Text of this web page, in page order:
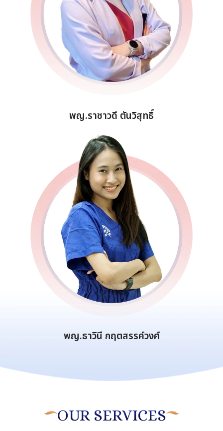
พญ.ราชาวดี ตันวิสุทธิ์
พญ.ธาวินี กฤตสรรค์วงศ์
OUR SERVICES